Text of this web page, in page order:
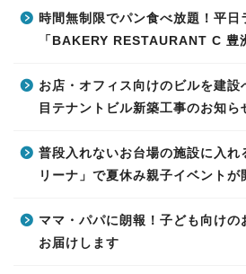
時間無制限でパン食べ放題！平日
「BAKERY RESTAURANT C 豊
お店・オフィス向けのビルを建設
目テナントビル新築工事のお知ら
普段入れないお台場の施設に入れ
リーナ」で夏休み親子イベントが
ママ・パパに朗報！子ども向け
お届けします